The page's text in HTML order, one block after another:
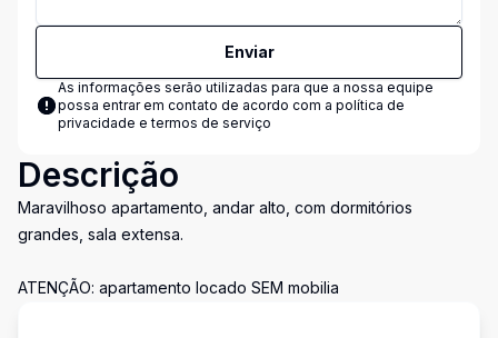
Enviar
As informações serão utilizadas para que a nossa equipe
possa entrar em contato de acordo com a política de
privacidade e termos de serviço
Descrição
Maravilhoso apartamento, andar alto, com dormitórios
grandes, sala extensa.
ATENÇÃO: apartamento locado SEM mobilia